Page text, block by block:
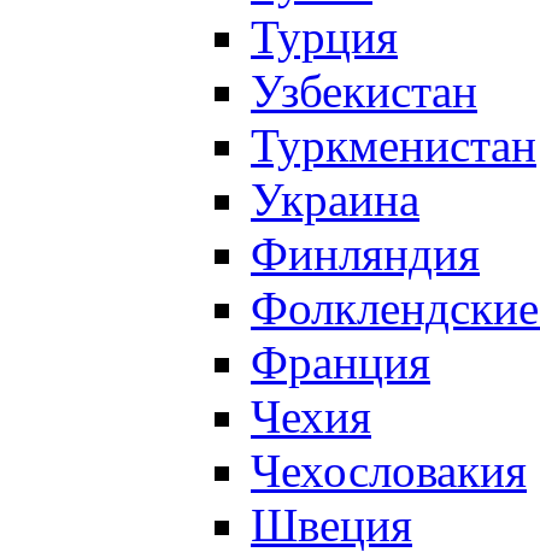
Турция
Узбекистан
Туркменистан
Украина
Финляндия
Франция
Чехия
Чехословакия
Швеция